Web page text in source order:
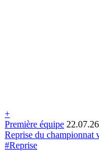
+
Première équipe 22.07.26
Reprise du championnat
#Reprise